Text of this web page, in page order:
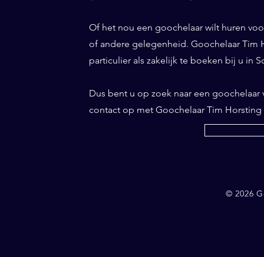
Of het nou een goochelaar wilt huren
of andere gelegenheid. Goochelaar Tim
particulier als zakelijk te boeken bij u in
Dus bent u op zoek naar een
contact op met Goochelaar Tim Horsting
© 2026